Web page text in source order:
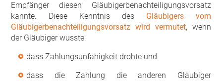
Empfänger diesen Gläubigerbenachteiligungsvorsatz
kannte. Diese Kenntnis des Gläubigers vom
Gläubigerbenachteiligungsvorsatz wird vermutet, wenn
der Gläubiger wusste:
dass Zahlungsunfähigkeit drohte und
dass die Zahlung die anderen Gläubiger